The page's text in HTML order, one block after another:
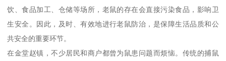
饮、食品加工、仓储等场所，老鼠的存在会直接污染食品，影响卫
生安全。因此，及时、有效地进行老鼠防治，是保障生活品质和公
共安全的重要环节。
在金堂赵镇，不少居民和商户都曾为鼠患问题而烦恼。传统的捕鼠